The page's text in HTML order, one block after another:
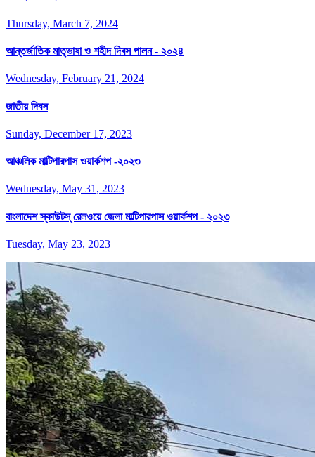
Thursday, March 7, 2024
আন্তর্জাতিক মাতৃভাষা ও শহীদ দিবস পালন - ২০২৪
Wednesday, February 21, 2024
জাতীয় দিবস
Sunday, December 17, 2023
আঞ্চলিক মাল্টিপারপাস ওয়ার্কশপ -২০২৩
Wednesday, May 31, 2023
বাংলাদেশ স্কাউটস্ রেলওয়ে জেলা মাল্টিপারপাস ওয়ার্কশপ - ২০২৩
Tuesday, May 23, 2023